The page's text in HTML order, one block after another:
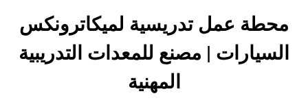
محطة عمل تدريسية لميكاترونكس
السيارات | مصنع للمعدات التدريبية
المهنية